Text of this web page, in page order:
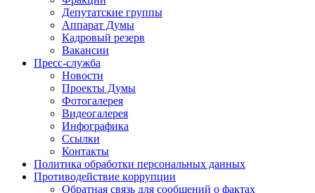
Депутатские группы
Аппарат Думы
Кадровый резерв
Вакансии
Пресс-служба
Новости
Проекты Думы
Фотогалерея
Видеогалерея
Инфографика
Ссылки
Контакты
Политика обработки персональных данных
Прoтивoдeйствие кoрpупции
Обратная связь для сообщений о фактах